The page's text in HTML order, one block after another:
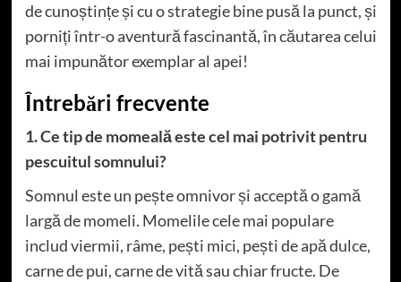
de cunoștințe și cu o strategie bine pusă la punct, și
porniți într-o aventură fascinantă, în căutarea celui
mai impunător exemplar al apei!
Întrebări frecvente
1. Ce tip de momeală este cel mai potrivit pentru
pescuitul somnului?
Somnul este un pește omnivor și acceptă o gamă
largă de momeli. Momelile cele mai populare
includ viermii, râme, pești mici, pești de apă dulce,
carne de pui, carne de vită sau chiar fructe. De